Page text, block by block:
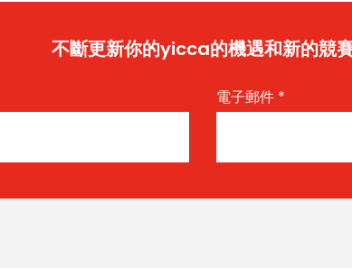
不斷更新你的yicca的機遇和新的競
電子郵件 *